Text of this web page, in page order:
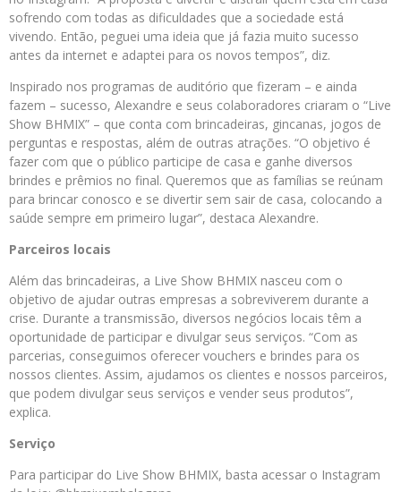
sofrendo com todas as dificuldades que a sociedade está
vivendo. Então, peguei uma ideia que já fazia muito sucesso
antes da internet e adaptei para os novos tempos”, diz.
Inspirado nos programas de auditório que fizeram – e ainda
fazem – sucesso, Alexandre e seus colaboradores criaram o “Live
Show BHMIX” – que conta com brincadeiras, gincanas, jogos de
perguntas e respostas, além de outras atrações. “O objetivo é
fazer com que o público participe de casa e ganhe diversos
brindes e prêmios no final. Queremos que as famílias se reúnam
para brincar conosco e se divertir sem sair de casa, colocando a
saúde sempre em primeiro lugar”, destaca Alexandre.
Parceiros locais
Além das brincadeiras, a Live Show BHMIX nasceu com o
objetivo de ajudar outras empresas a sobreviverem durante a
crise. Durante a transmissão, diversos negócios locais têm a
oportunidade de participar e divulgar seus serviços. “Com as
parcerias, conseguimos oferecer vouchers e brindes para os
nossos clientes. Assim, ajudamos os clientes e nossos parceiros,
que podem divulgar seus serviços e vender seus produtos”,
explica.
Serviço
Para participar do Live Show BHMIX, basta acessar o Instagram